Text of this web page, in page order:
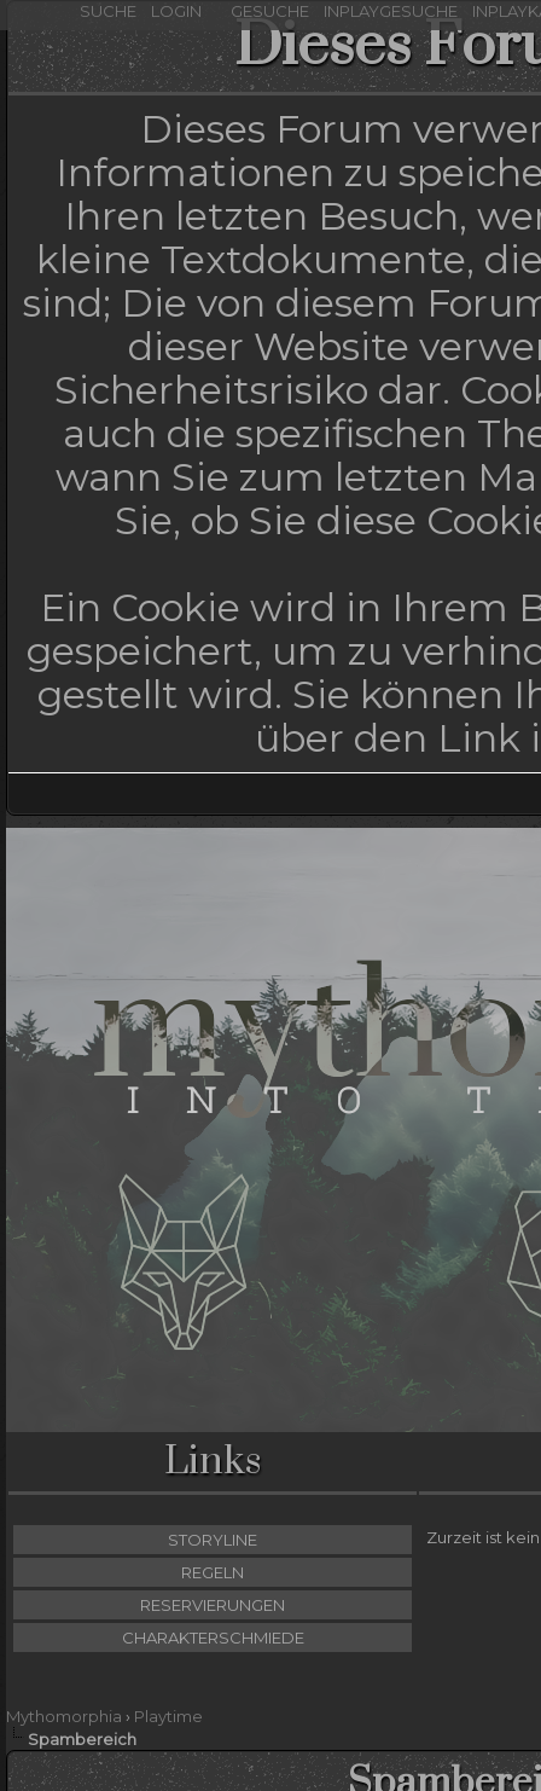
SUCHE LOGIN GESUCHE INPLAYGESUCHE
Dieses
Dieses Forum
Informationen zu
Ihren letzten Besuch,
kleine Textdokumente,
sind; Die von diesem
dieser Website
Sicherheitsrisiko dar.
auch die spezifischen
wann Sie zum letzten
Sie, ob Sie diese
Ein Cookie wird in Ihrem
gespeichert, um zu
gestellt wird. Sie können
über den Link
Links
STORYLINE
REGELN
RESERVIERUNGEN
CHARAKTERSCHMIEDE
Zurzeit ist
Mythomorphia › Playtime
Spambereich